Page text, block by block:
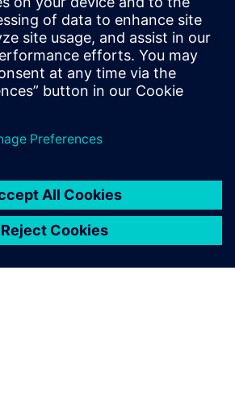
加快半导体业务发展
在瞬息万变的半导体世界中，
挑战比比皆是——从供应短缺
们的电子书蓬勃发展。